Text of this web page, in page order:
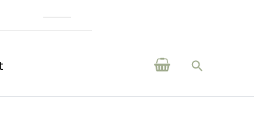
producten van boeren en makers uit de regio
Zoeken